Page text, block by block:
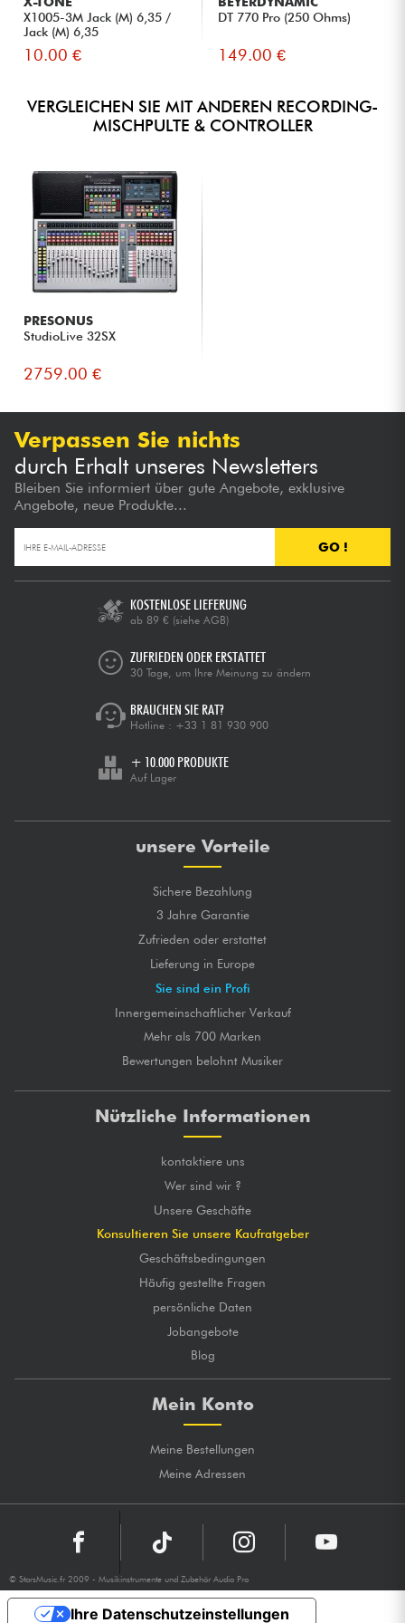
8 SoftKeys Software-Tasten
USB-A für Stereo-Audioaufnahme/-wiedergabe und
Datenübertragung.
Anschluss für 12-V-Lampe
Konfigurierbare LED für die Messung des Farbkanals
IEC-Netzanschluss mit internationalem Netzteil.
RJ45-Netzwerkanschluss
Fernsteuerung über kostenlose Apps Qu-MixPad und Qu4You
(Windows, macOS, iOS, Android)
X1005-3M Jack (M) 6,35 /
Jack (M) 6,35
10.00 €
DT 770 Pro (250 Ohms)
149.00 €
VERGLEICHEN SIE MIT ANDEREN RECORDING-
MISCHPULTE & CONTROLLER
PRESONUS
StudioLive 32SX
2759.00 €
Verpassen Sie nichts
durch Erhalt unseres Newsletters
Bleiben Sie informiert über gute Angebote, exklusive
Angebote, neue Produkte...
GO !
KOSTENLOSE LIEFERUNG
ab 89 € (siehe AGB)
ZUFRIEDEN ODER ERSTATTET
30 Tage, um Ihre Meinung zu ändern
BRAUCHEN SIE RAT?
Hotline : +33 1 81 930 900
+ 10.000 PRODUKTE
Auf Lager
unsere Vorteile
Sichere Bezahlung
3 Jahre Garantie
Zufrieden oder erstattet
Lieferung in Europe
Sie sind ein Profi
Innergemeinschaftlicher Verkauf
Mehr als 700 Marken
Bewertungen belohnt Musiker
Nützliche Informationen
kontaktiere uns
Wer sind wir ?
Unsere Geschäfte
Konsultieren Sie unsere Kaufratgeber
Geschäftsbedingungen
Häufig gestellte Fragen
persönliche Daten
Jobangebote
Blog
Mein Konto
Meine Bestellungen
Meine Adressen
© StarsMusic.fr 2009 - Musikinstrumente und Zubehör Audio Pro
Ihre Datenschutzeinstellungen